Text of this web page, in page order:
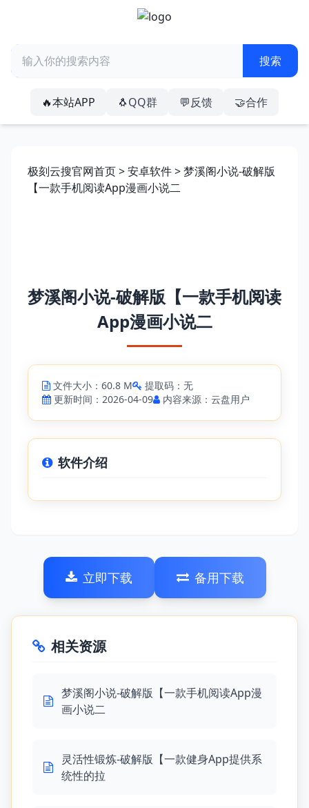
🔥本站APP 🐧QQ群 💬反馈 🤝合作
极刻云搜官网首页>安卓软件> 梦溪阁小说-破解版
【一款手机阅读App漫画小说二
梦溪阁小说-破解版【一款手机阅读
App漫画小说二
文件大小：60.8 M
提取码：无
更新时间：2026-04-09
内容来源：云盘用户
软件介绍
立即下载 备用下载
相关资源
梦溪阁小说-破解版【一款手机阅读App漫
画小说二
灵活性锻炼-破解版【一款健身App提供系
统性的拉